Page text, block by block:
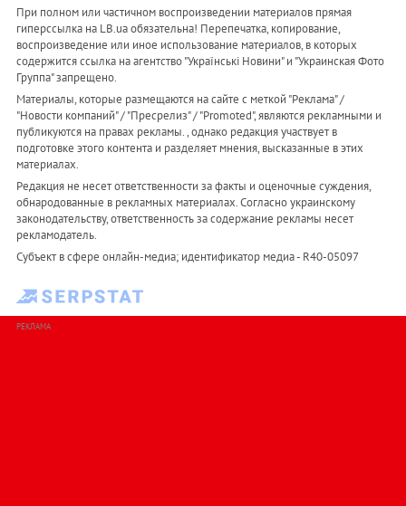
При полном или частичном воспроизведении материалов прямая
гиперссылка на LB.ua обязательна! Перепечатка, копирование,
воспроизведение или иное использование материалов, в которых
содержится ссылка на агентство "Українськi Новини" и "Украинская Фото
Группа" запрещено.
Материалы, которые размещаются на сайте с меткой "Реклама" /
"Новости компаний" / "Пресрелиз" / "Promoted", являются рекламными и
публикуются на правах рекламы. , однако редакция участвует в
подготовке этого контента и разделяет мнения, высказанные в этих
материалах.
Редакция не несет ответственности за факты и оценочные суждения,
обнародованные в рекламных материалах. Согласно украинскому
законодательству, ответственность за содержание рекламы несет
рекламодатель.
Субъект в сфере онлайн-медиа; идентификатор медиа - R40-05097
РЕКЛАМА